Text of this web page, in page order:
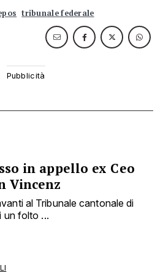
tribunale federale
in appello ex Ceo
Vincenz
al Tribunale cantonale di
un folto ...